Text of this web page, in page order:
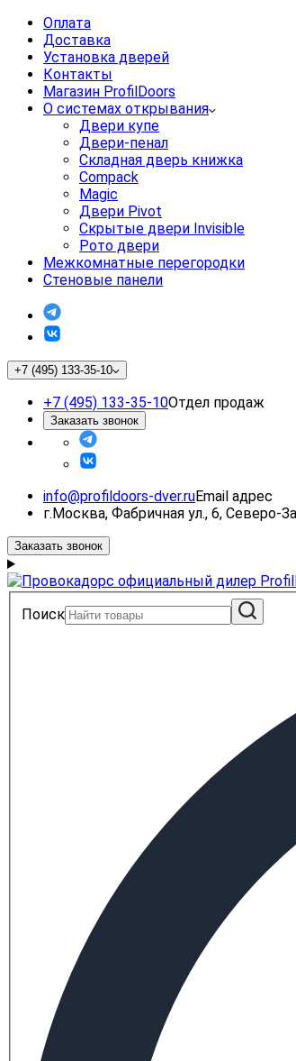
Оплата
Доставка
Установка дверей
Контакты
Магазин ProfilDoors
О системах открывания
Двери купе
Двери-пенал
Складная дверь книжка
Compack
Magic
Двери Pivot
Скрытые двери Invisible
Рото двери
Межкомнатные перегородки
Стеновые панели
+7 (495) 133-35-10
+7 (495) 133-35-10Отдел продаж
Заказать звонок
info@profildoors-dver.ruEmail адрес
г.Москва, Фабричная ул., 6,
Заказать звонок
Поиск